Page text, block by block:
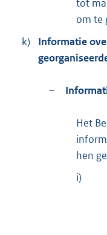
tot
om te
k)
Informatie
–
Het
hen
i)